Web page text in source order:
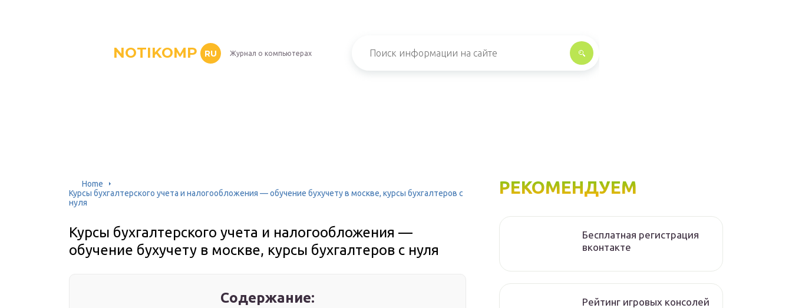
NOTIKOMP RU Журнал о компьютерах
Home
Курсы бухгалтерского учета и налогообложения — обучение бухучету в москве, курсы бухгалтеров с
нуля
Курсы бухгалтерского учета и налогообложения —
обучение бухучету в москве, курсы бухгалтеров с нуля
Содержание:
РЕКОМЕНДУЕМ
Бесплатная регистрация
вконтакте
Рейтинг игровых консолей